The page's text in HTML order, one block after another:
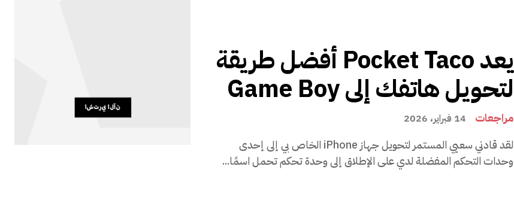
يعد Pocket Taco أفضل طريقة
لتحويل هاتفك إلى Game Boy
مراجعات 14 فبراير، 2026
لقد قادني سعيي المستمر لتحويل جهاز iPhone الخاص بي إلى إحدى
وحدات التحكم المفضلة لدي على الإطلاق إلى وحدة تحكم تحمل اسمًا...